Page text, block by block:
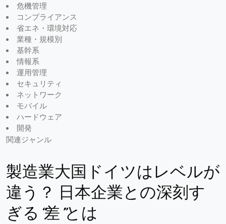
危機管理
コンプライアンス
省エネ・環境対応
業種・規模別
基幹系
情報系
運用管理
セキュリティ
ネットワーク
モバイル
ハードウェア
開発
関連ジャンル
製造業大国ドイツはレベルが
違う？ 日本企業との深刻す
ぎる“差”とは